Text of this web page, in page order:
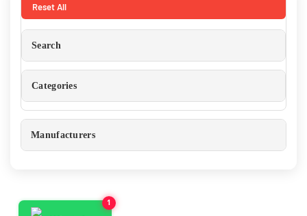
Reset All
Search
Categories
Manufacturers
1